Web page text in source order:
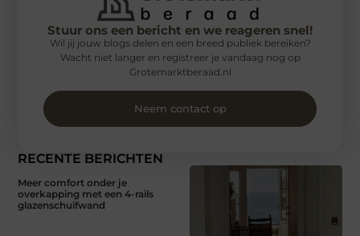
RECENTE BERICHTEN
Meer comfort onder je
overkapping met een 4-rails
glazenschuifwand
Stuur ons een bericht en we reageren snel!
Wil jij jouw blogs delen en een breed publiek bereiken?
Wacht niet langer en registreer je vandaag nog op
Grotemarktberaad.nl
Neem contact op